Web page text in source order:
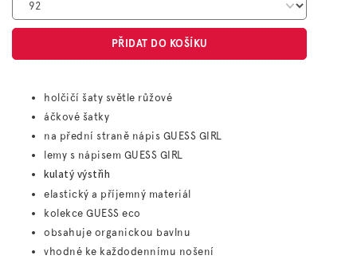
PŘIDAT DO KOŠÍKU
holčičí šaty světle růžové
áčkové šatky
na přední straně nápis GUESS GIRL
lemy s nápisem GUESS GIRL
kulatý výstřih
elastický a příjemný materiál
kolekce GUESS eco
obsahuje organickou bavlnu
vhodné ke každodennímu nošení